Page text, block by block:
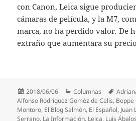
con Canon, Leica sigue
cámaras de película, y la M7,
marca, no ha perdido valor. De
extraño que aumentara su
Publicado
el
2018/06/06 Categorías
Columnas
Alfonso Rodríguez Goméz de Celis, Beppe
Montoro, El Blog Salmón, El Español, Juan
Serrano, La Información, Leica, Luis Ábalos